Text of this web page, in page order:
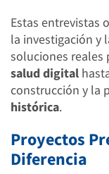
Estas entrevistas
la investigación y
soluciones reales
salud digital
construcción y la
histórica.
Proyectos
Diferencia